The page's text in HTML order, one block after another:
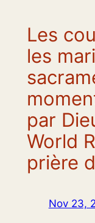
Les
les
par
World
prière
Nov 23,